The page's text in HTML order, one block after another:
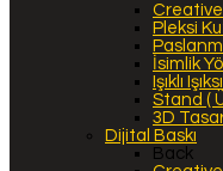
Pleksi
İsimlik
Işıklı
Stand (
3D
Dijital Baskı
Back